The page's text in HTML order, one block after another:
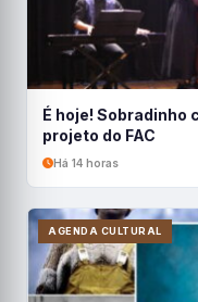
É hoje! Sobradinho
projeto do FAC
Há 14 horas
AGENDA CULTURAL